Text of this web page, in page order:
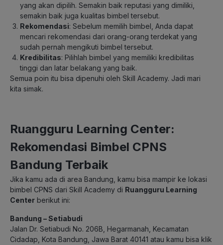
yang akan dipilih. Semakin baik reputasi yang dimiliki,
semakin baik juga kualitas bimbel tersebut.
Rekomendasi: Sebelum memilih bimbel, Anda dapat
mencari rekomendasi dari orang-orang terdekat yang
sudah pernah mengikuti bimbel tersebut.
Kredibilitas: Pilihlah bimbel yang memiliki kredibilitas
tinggi dan latar belakang yang baik.
Semua poin itu bisa dipenuhi oleh Skill Academy. Jadi mari
kita simak.
Ruangguru Learning Center:
Rekomendasi Bimbel CPNS
Bandung Terbaik
Jika kamu ada di area Bandung, kamu bisa mampir ke lokasi
bimbel CPNS dari Skill Academy di Ruangguru Learning
Center berikut ini:
Bandung – Setiabudi
Jalan Dr. Setiabudi No. 206B, Hegarmanah, Kecamatan
Cidadap, Kota Bandung, Jawa Barat 40141 atau kamu bisa klik